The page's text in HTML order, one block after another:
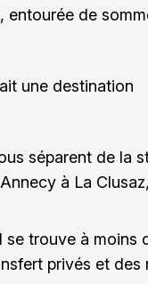
entourée de
une destination
séparent de la
à La
se trouve à moins
privés et des